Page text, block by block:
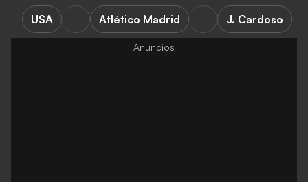
USA Atlético Madrid J. Cardoso